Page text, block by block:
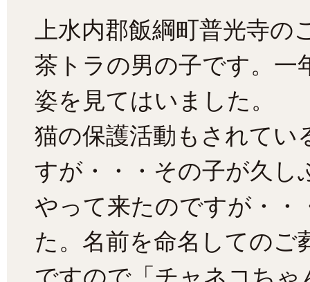
上水内郡飯綱町普光寺の
茶トラの男の子です。一
姿を見てはいました。
猫の保護活動もされてい
すが・・・その子が久し
やって来たのですが・
た。名前を命名してのご
ですので「チャネコち